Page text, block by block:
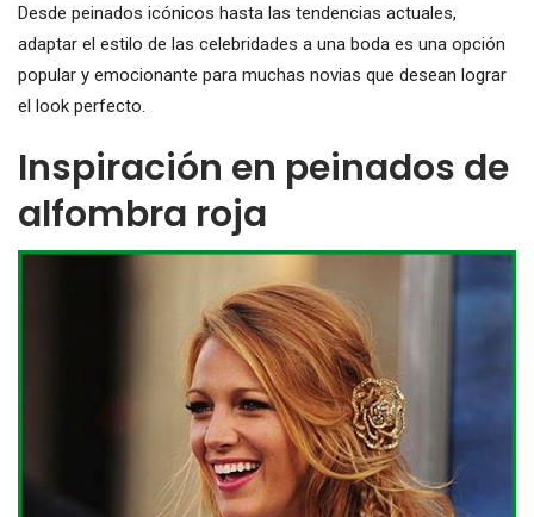
Desde peinados icónicos hasta las tendencias actuales,
adaptar el estilo de las celebridades a una boda es una opción
popular y emocionante para muchas novias que desean lograr
el look perfecto.
Inspiración en peinados de
alfombra roja